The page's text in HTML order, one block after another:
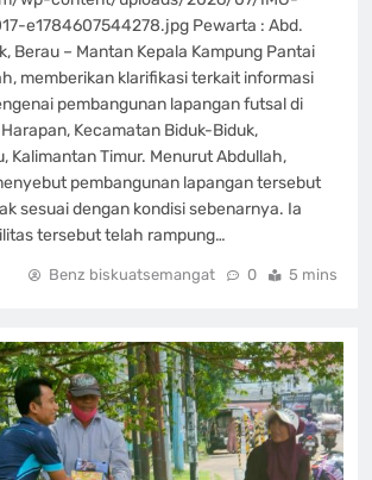
e1784607544278.jpg Pewarta : Abd.
Berau – Mantan Kepala Kampung Pantai
memberikan klarifikasi terkait informasi
pembangunan lapangan futsal di
Kecamatan Biduk-Biduk,
Kalimantan Timur. Menurut Abdullah,
pembangunan lapangan tersebut
sesuai dengan kondisi sebenarnya. Ia
tersebut telah rampung…
Benz biskuatsemangat 0 5 mins